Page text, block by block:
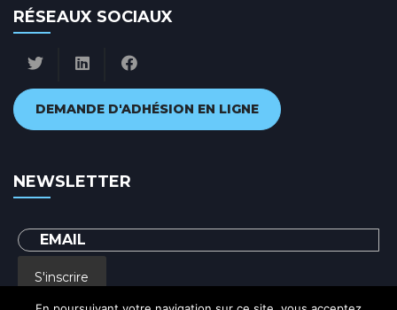
RÉSEAUX SOCIAUX
DEMANDE D'ADHÉSION EN LIGNE
NEWSLETTER
S'inscrire